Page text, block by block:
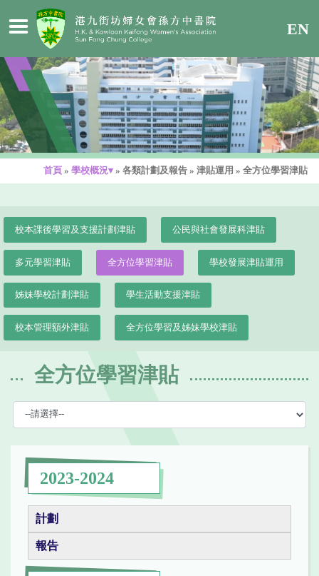
EN
首頁 » 學校概況▾ » 各類計劃及報告 » 津貼運用 » 全方位學習津貼
校本課後學習及支援計劃津貼 公民與社會發展科津貼
多元學習津貼 全方位學習津貼 學校發展津貼運用
姊妹學校計劃津貼 學生活動支援津貼
校本管理額外津貼 全方位學習及姊妹學校津貼
全方位學習津貼
2023-2024
計劃
報告